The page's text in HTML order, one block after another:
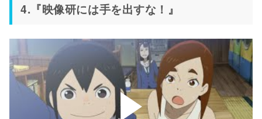
4.『映像研には手を出すな！』